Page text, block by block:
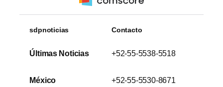
sdpnoticias
Últimas Noticias
México
Contacto
+52-55-5538-5518
+52-55-5530-8671